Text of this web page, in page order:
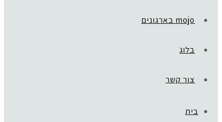
mojo בארגונים
בלוג
צור קשר
בית